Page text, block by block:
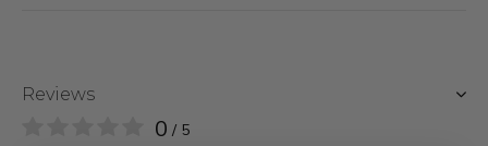
Reviews
0 / 5